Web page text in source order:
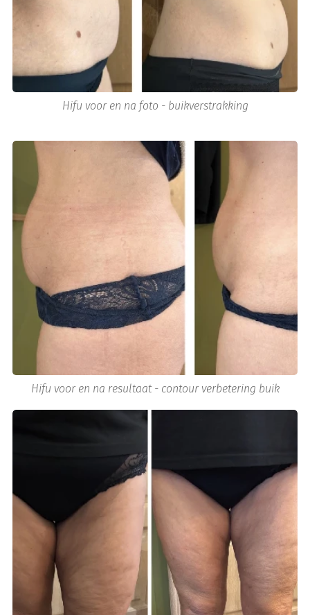
Hifu voor en na foto - buikverstrakking
Hifu voor en na resultaat - contour verbetering buik